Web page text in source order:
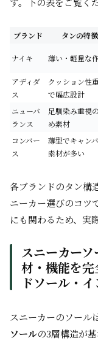
ブランド タンの特徴
ナイキ 薄い・軽量な
アディダ
ス
クッション性
で幅広設計
ニューバ
ランス
足馴染み重視
め素材
コンバー
ス
薄型でキャン
素材が多い
各ブランドのタン構
ニーカー選びのコツ
にも関わるため、実
スニーカー
材・機能を
ドソール・
スニーカーのソールは
ソールの3層構造が